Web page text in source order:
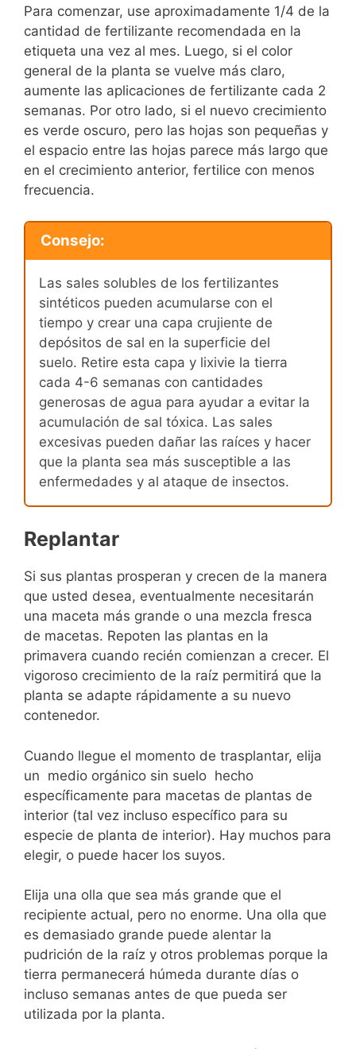
Para comenzar, use aproximadamente 1/4 de la
cantidad de fertilizante recomendada en la
etiqueta una vez al mes. Luego, si el color
general de la planta se vuelve más claro,
aumente las aplicaciones de fertilizante cada 2
semanas. Por otro lado, si el nuevo crecimiento
es verde oscuro, pero las hojas son pequeñas y
el espacio entre las hojas parece más largo que
en el crecimiento anterior, fertilice con menos
frecuencia.
Consejo:
Las sales solubles de los fertilizantes
sintéticos pueden acumularse con el
tiempo y crear una capa crujiente de
depósitos de sal en la superficie del
suelo. Retire esta capa y lixivie la tierra
cada 4-6 semanas con cantidades
generosas de agua para ayudar a evitar la
acumulación de sal tóxica. Las sales
excesivas pueden dañar las raíces y hacer
que la planta sea más susceptible a las
enfermedades y al ataque de insectos.
Replantar
Si sus plantas prosperan y crecen de la manera
que usted desea, eventualmente necesitarán
una maceta más grande o una mezcla fresca
de macetas. Repoten las plantas en la
primavera cuando recién comienzan a crecer. El
vigoroso crecimiento de la raíz permitirá que la
planta se adapte rápidamente a su nuevo
contenedor.
Cuando llegue el momento de trasplantar, elija
un medio orgánico sin suelo hecho
específicamente para macetas de plantas de
interior (tal vez incluso específico para su
especie de planta de interior). Hay muchos para
elegir, o puede hacer los suyos.
Elija una olla que sea más grande que el
recipiente actual, pero no enorme. Una olla que
es demasiado grande puede alentar la
pudrición de la raíz y otros problemas porque la
tierra permanecerá húmeda durante días o
incluso semanas antes de que pueda ser
utilizada por la planta.